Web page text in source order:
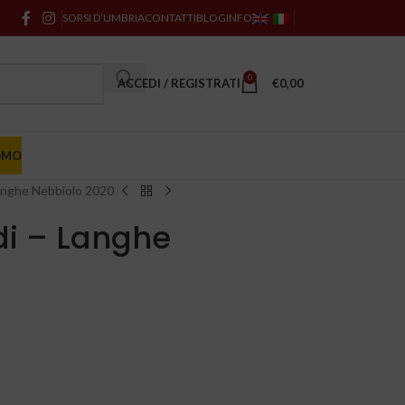
SORSI D’UMBRIACONTATTIBLOGINFO
ACCEDI / REGISTRATI 0 €0,00
Nebbiolo 2020
– Langhe